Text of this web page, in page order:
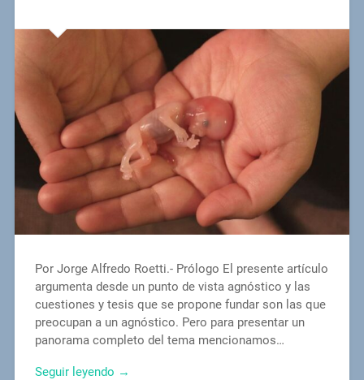
Por Jorge Alfredo Roetti.- Prólogo El presente artículo
argumenta desde un punto de vista agnóstico y las
cuestiones y tesis que se propone fundar son las que
preocupan a un agnóstico. Pero para presentar un
panorama completo del tema mencionamos…
Seguir leyendo →